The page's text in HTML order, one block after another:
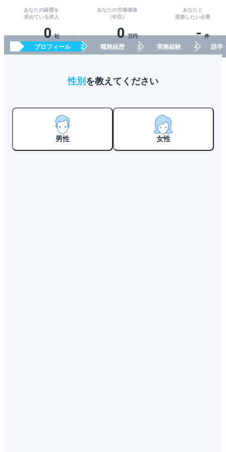
あなたの経歴を
求めている求人
0 社
あなたの市場価値
（年収）
0 万円
あなたと
面接したい企業
- 件
プロフィール 職務経歴 実務経験 語学
性別を教えてください
男性 女性